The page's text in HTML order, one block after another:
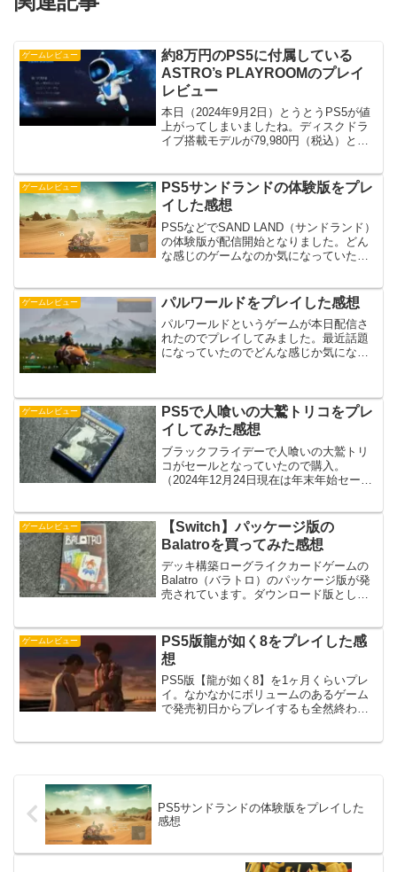
ゲームレビュー
約8万円のPS5に付属している
ASTRO’s PLAYROOMのプレイ
レビュー
本日（2024年9月2日）とうとうPS5が値
上がってしまいましたね。ディスクドラ
イブ搭載モデルが79,980円（税込）とな
ームソフトがあります。その名も
【AST...
ゲームレビュー
PS5サンドランドの体験版をプレ
イした感想
PS5などでSAND LAND（サンドランド）
の体験版が配信開始となりました。どん
な感じのゲームなのか気になっていたの
2024年4月25日発売でメーカー価格8,910
円...
ゲームレビュー パルワールドをプレイした感想
パルワールドというゲームが本日配信さ
れたのでプレイしてみました。最近話題
になっていたのでどんな感じか気になっ
Series Xになります。※2024年1月21日
記...
ゲームレビュー
PS5で人喰いの大鷲トリコをプレ
イしてみた感想
ブラックフライデーで人喰いの大鷲トリ
コがセールとなっていたので購入。
（2024年12月24日現在は年末年始セール
かったんですよね。発売されたのが2016
年となっているの...
ゲームレビュー
【Switch】パッケージ版の
Balatroを買ってみた感想
デッキ構築ローグライクカードゲームの
Balatro（バラトロ）のパッケージ版が発
売されています。ダウンロード版として
ムなのか気になっていたのでNintendo
Swit...
ゲームレビュー
PS5版龍が如く8をプレイした感
想
PS5版【龍が如く8】を1ヶ月くらいプレ
イ。なかなかにボリュームのあるゲーム
で発売初日からプレイするも全然終わら
PS5サンドランドの体験版をプレイした
感想